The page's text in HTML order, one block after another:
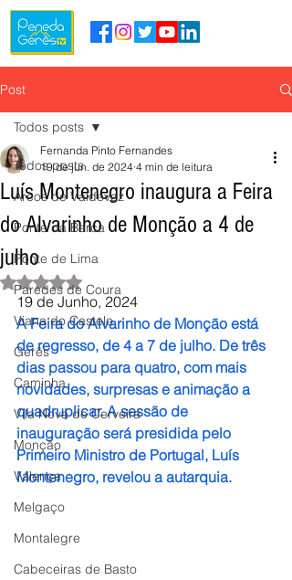
Post
Todos posts
Arcos de Valdevez
Ponte da Barca
Ponte de Lima
Paredes de Coura
Viana do Castelo
Gerês
Caminha
Vila Nova de Cerveira
Monção
Valença
Melgaço
Montalegre
Cabeceiras de Basto
Todos posts
Luís Montenegro inaugura a Feira
do Alvarinho de Monção a 4 de
julho
Fernanda Pinto Fernandes
19 de jun. de 2024 4 min de leitura
Avaliado com NaN de 5 estrelas.
19 de Junho, 2024
A Feira do Alvarinho de Monção está
de regresso, de 4 a 7 de julho. De três
dias passou para quatro, com mais
novidades, surpresas e animação a
quadruplicar. A sessão de
inauguração será presidida pelo
Primeiro Ministro de Portugal, Luís
Montenegro, revelou a autarquia.